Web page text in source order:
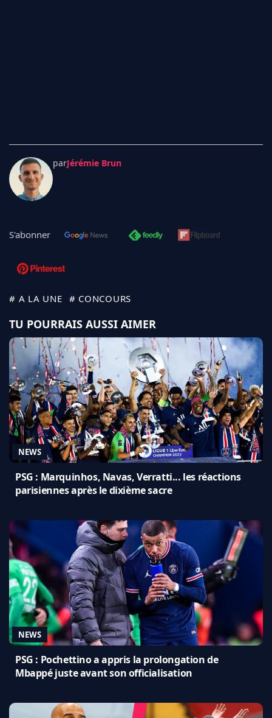
parJérémie Brun
S'abonner
# A LA UNE # CONCOURS
TU POURRAIS AUSSI AIMER
NEWS
PSG : Marquinhos, Navas, Verratti... les réactions
parisiennes après le dixième sacre
NEWS
PSG : Pochettino a appris la prolongation de
Mbappé juste avant son officialisation